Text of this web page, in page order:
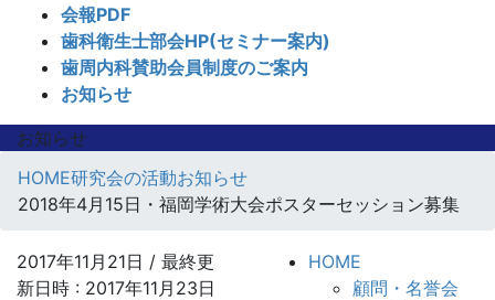
会報PDF
歯科衛生士部会HP(セミナー案内)
歯周内科賛助会員制度のご案内
お知らせ
お知らせ
HOME研究会の活動お知らせ
2018年4月15日・福岡学術大会ポスターセッション募集
2017年11月21日 / 最終更
新日時 : 2017年11月23日
HOME
顧問・名誉会